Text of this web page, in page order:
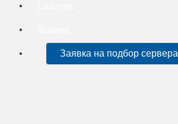
Заявка на подбор сервера